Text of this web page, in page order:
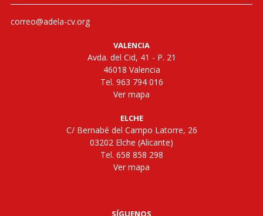
correo@adela-cv.org
VALENCIA
Avda. del Cid, 41 - P. 21
46018 Valencia
Tel. 963 794 016
Ver mapa
ELCHE
C/ Bernabé del Campo Latorre, 26
03202 Elche (Alicante)
Tel. 658 858 298
Ver mapa
SÍGUENOS